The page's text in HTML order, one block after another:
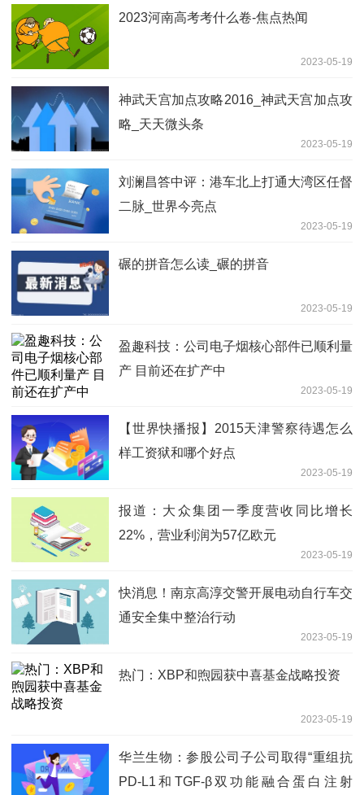
2023河南高考考什么卷-焦点热闻
2023-05-19
神武天宫加点攻略2016_神武天宫加点攻
略_天天微头条
2023-05-19
刘澜昌答中评：港车北上打通大湾区任督
二脉_世界今亮点
2023-05-19
碾的拼音怎么读_碾的拼音
2023-05-19
盈趣科技：公司电子烟核心部件已顺利量
产 目前还在扩产中
2023-05-19
【世界快播报】2015天津警察待遇怎么
样工资狱和哪个好点
2023-05-19
报道：大众集团一季度营收同比增长
22%，营业利润为57亿欧元
2023-05-19
快消息！南京高淳交警开展电动自行车交
通安全集中整治行动
2023-05-19
热门：XBP和煦园获中喜基金战略投资
2023-05-19
华兰生物：参股公司子公司取得“重组抗
PD-L1和TGF-β双功能融合蛋白注射